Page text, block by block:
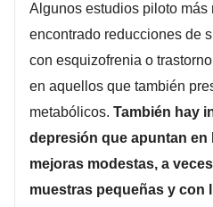
Algunos estudios piloto más
encontrado reducciones de
con esquizofrenia o
en aquellos que también
metabólicos. También hay
depresión que apuntan en
mejoras modestas, a
muestras pequeñas y con